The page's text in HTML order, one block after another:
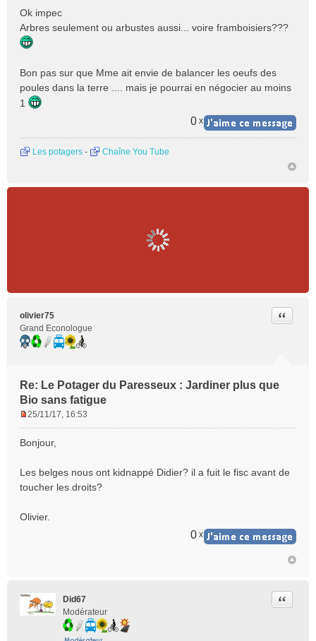
s
s
a
e
o
n
Ok impec
Arbres seulement ou arbustes aussi... voire framboisiers???
Bon pas sur que Mme ait envie de balancer les oeufs des
poules dans la terre .... mais je pourrai en négocier au moins
1
0 x
Les potagers - Chaîne You Tube
olivier75
Grand Econologue
Re: Le Potager du Paresseux : Jardiner plus que
Bio sans fatigue
Citer
s
a
g
n
25/11/17, 16:53
Bonjour,
Les belges nous ont kidnappé Didier? il a fuit le fisc avant de
toucher les droits?
Olivier.
0 x
Did67
Modérateur
Citer